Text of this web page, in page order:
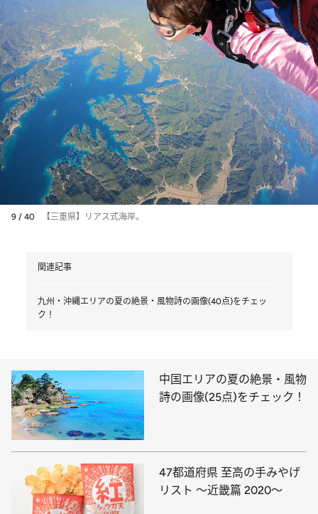
9 / 40 【三重県】リアス式海岸。
関連記事
九州・沖縄エリアの夏の絶景・風物詩の画像(40点)をチェッ
ク！
中国エリアの夏の絶景・風物
詩の画像(25点)をチェック！
47都道府県 至高の手みやげ
リスト ～近畿篇 2020～